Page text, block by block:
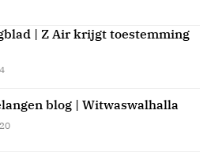
| Z Air krijgt toestemming
blog | Witwaswalhalla